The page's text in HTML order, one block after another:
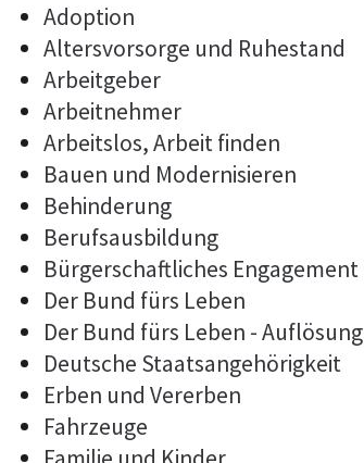
Adoption
Altersvorsorge und Ruhestand
Arbeitgeber
Arbeitnehmer
Arbeitslos, Arbeit finden
Bauen und Modernisieren
Behinderung
Berufsausbildung
Bürgerschaftliches Engagement
Der Bund fürs Leben
Der Bund fürs Leben - Auflösung
Deutsche Staatsangehörigkeit
Erben und Vererben
Fahrzeuge